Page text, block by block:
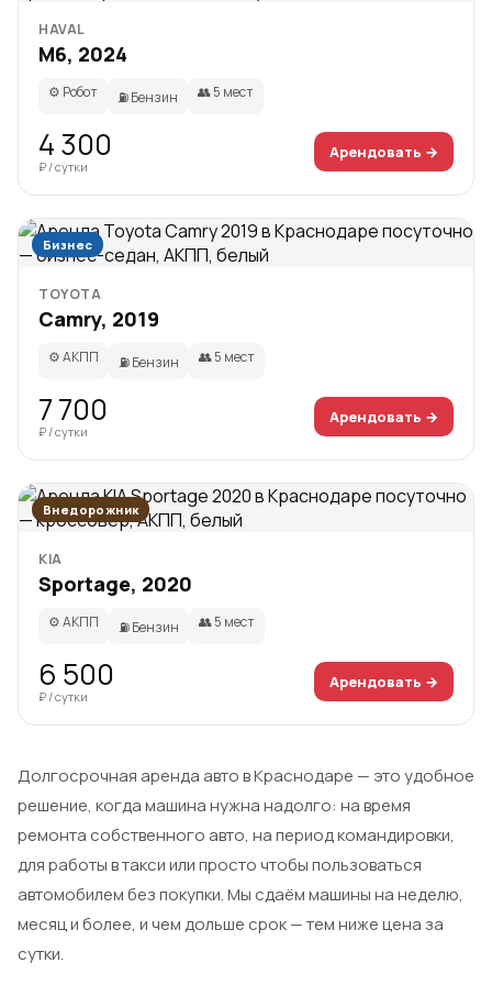
HAVAL
M6, 2024
⚙️ Робот ⛽ Бензин 👥 5 мест
4 300
₽ / сутки
Арендовать →
Бизнес
TOYOTA
Camry, 2019
⚙️ АКПП ⛽ Бензин 👥 5 мест
7 700
₽ / сутки
Арендовать →
Внедорожник
KIA
Sportage, 2020
⚙️ АКПП ⛽ Бензин 👥 5 мест
6 500
₽ / сутки
Арендовать →
Долгосрочная аренда авто в Краснодаре — это удобное
решение, когда машина нужна надолго: на время
ремонта собственного авто, на период командировки,
для работы в такси или просто чтобы пользоваться
автомобилем без покупки. Мы сдаём машины на неделю,
месяц и более, и чем дольше срок — тем ниже цена за
сутки.